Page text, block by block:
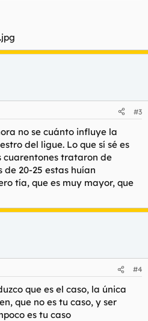
#3
no se cuánto influye la
del ligue. Lo que sí sé es
cuarentones trataron de
20-25 estas huían
tía, que es muy mayor, que
#4
que es el caso, la única
que no es tu caso, y ser
es tu caso